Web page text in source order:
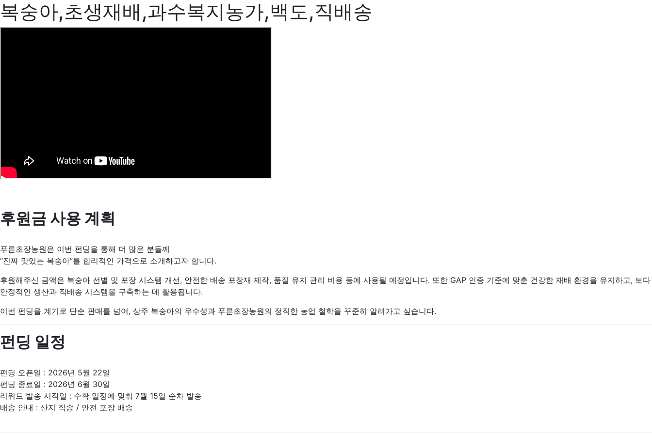
복숭아,초생재배,과수복지농가,백도,직배송
후원금 사용 계획
푸른초장농원은 이번 펀딩을 통해 더 많은 분들께
“진짜 맛있는 복숭아”를 합리적인 가격으로 소개하고자 합니다.
후원해주신 금액은 복숭아 선별 및 포장 시스템 개선, 안전한 배송 포장재 제작, 품질 유지 관리 비용 등에 사용될 예정입니다. 또한 GAP 인증 기준에 맞춘 건강한 재배 환경을 유지하고, 보다
안정적인 생산과 직배송 시스템을 구축하는 데 활용됩니다.
이번 펀딩을 계기로 단순 판매를 넘어, 상주 복숭아의 우수성과 푸른초장농원의 정직한 농업 철학을 꾸준히 알려가고 싶습니다.
펀딩 일정
펀딩 오픈일 : 2026년 5월 22일
펀딩 종료일 : 2026년 6월 30일
리워드 발송 시작일 : 수확 일정에 맞춰 7월 15일 순차 발송
배송 안내 : 산지 직송 / 안전 포장 배송